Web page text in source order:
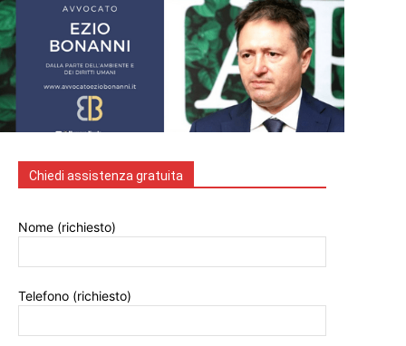
Chiedi assistenza gratuita
Nome (richiesto)
Telefono (richiesto)